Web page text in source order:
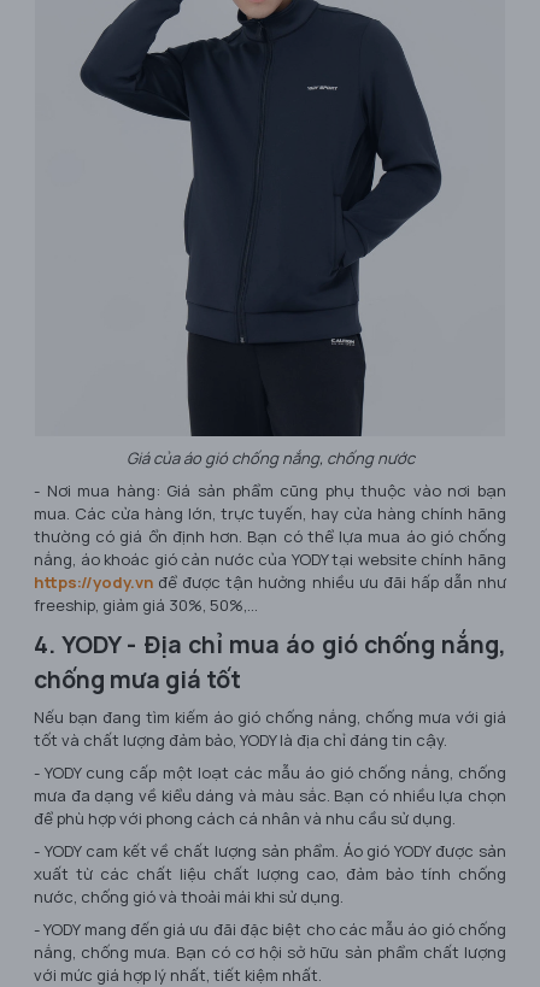
Giá của áo gió chống nắng, chống nước
- Nơi mua hàng: Giá sản phẩm cũng phụ thuộc vào nơi bạn
mua. Các cửa hàng lớn, trực tuyến, hay cửa hàng chính hãng
thường có giá ổn định hơn. Bạn có thể lựa mua áo gió chống
nắng, áo khoác gió cản nước của YODY tại website chính hãng
https://yody.vn để được tận hưởng nhiều ưu đãi hấp dẫn như
freeship, giảm giá 30%, 50%,...
4. YODY - Địa chỉ mua áo gió chống nắng,
chống mưa giá tốt
Nếu bạn đang tìm kiếm áo gió chống nắng, chống mưa với giá
tốt và chất lượng đảm bảo, YODY là địa chỉ đáng tin cậy.
- YODY cung cấp một loạt các mẫu áo gió chống nắng, chống
mưa đa dạng về kiểu dáng và màu sắc. Bạn có nhiều lựa chọn
để phù hợp với phong cách cá nhân và nhu cầu sử dụng.
- YODY cam kết về chất lượng sản phẩm. Áo gió YODY được sản
xuất từ các chất liệu chất lượng cao, đảm bảo tính chống
nước, chống gió và thoải mái khi sử dụng.
- YODY mang đến giá ưu đãi đặc biệt cho các mẫu áo gió chống
nắng, chống mưa. Bạn có cơ hội sở hữu sản phẩm chất lượng
với mức giá hợp lý nhất, tiết kiệm nhất.